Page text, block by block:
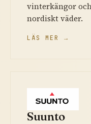
vinterkängor
nordiskt väder.
LÄS MER →
Suunto